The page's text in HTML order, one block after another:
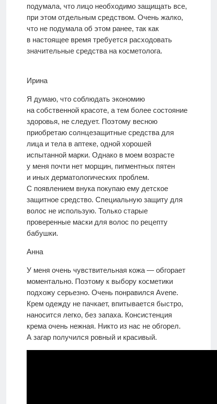
подумала, что лицо необходимо защищать все,
при этом отдельным средством. Очень жалко,
что не подумала об этом ранее, так как
в настоящее время требуется расходовать
значительные средства на косметолога.
Ирина
Я думаю, что соблюдать экономию
на собственной красоте, а тем более состояние
здоровья, не следует. Поэтому весною
приобретаю солнцезащитные средства для
лица и тела в аптеке, одной хорошей
испытанной марки. Однако в моем возрасте
у меня почти нет морщин, пигментных пятен
и иных дерматологических проблем.
С появлением внука покупаю ему детское
защитное средство. Специальную защиту для
волос не использую. Только старые
проверенные маски для волос по рецепту
бабушки.
Анна
У меня очень чувствительная кожа — обгорает
моментально. Поэтому к выбору косметики
подхожу серьезно. Очень понравился Avene.
Крем одежду не пачкает, впитывается быстро,
наносится легко, без запаха. Консистенция
крема очень нежная. Никто из нас не обгорел.
А загар получился ровный и красивый.